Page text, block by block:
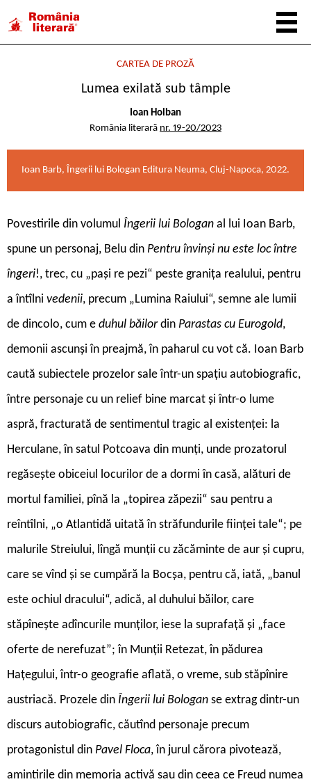
CARTEA DE PROZĂ
Lumea exilată sub tâmple
Ioan Holban
România literară nr. 19-20/2023
Ioan Barb, Îngerii lui Bologan Editura Neuma, Cluj-Napoca, 2022.
Povestirile din volumul Îngerii lui Bologan al lui Ioan Barb,
spune un personaj, Belu din Pentru învinși nu este loc între
îngeri!, trec, cu „pași re pezi“ peste granița realului, pentru
a întîlni vedenii, precum „Lumina Raiului“, semne ale lumii
de dincolo, cum e duhul băilordin Parastas cu Eurogold,
demonii ascunși în preajmă, în paharul cu vot că. Ioan Barb
caută subiectele prozelor sale într-un spațiu autobiografic,
între personaje cu un relief bine marcat și într-o lume
aspră, fracturată de sentimentul tragic al existenței: la
Herculane, în satul Potcoava din munți, unde prozatorul
regăsește obiceiul locurilor de a dormi în casă, alături de
mortul familiei, pînă la „topirea zăpezii“ sau pentru a
reîntîlni, „o Atlantidă uitată în străfundurile ființei tale“; pe
malurile Streiului, lîngă munții cu zăcăminte de aur și cupru,
care se vînd și se cumpără la Bocșa, pentru că, iată, „banul
este ochiul dracului“, adică, al duhului băilor, care
stăpînește adîncurile munților, iese la suprafață și „face
oferte de nerefuzat”; în Munții Retezat, în pădurea
Hațegului, într-o geografie aflată, o vreme, sub stăpînire
austriacă. Prozele din Îngerii lui Bologan se extrag dintr-un
discurs autobiografic, căutînd personaje precum
protagonistul din Pavel Floca, în jurul cărora pivotează,
amintirile din memoria activă sau din ceea ce Freud numea